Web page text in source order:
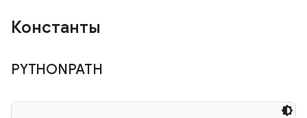
Константы
PYTHONPATH